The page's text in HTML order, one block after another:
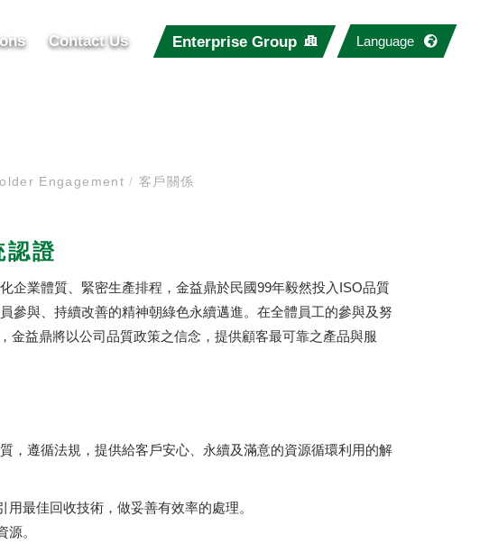
Contact Us Enterprise Group Language
Engagement/ 客戶關係
認證
企業體質、緊密生產排程，金益鼎於民國99年毅然投入ISO品質
參與、持續改善的精神朝綠色永續邁進。在全體員工的參與及努
金益鼎將以公司品質政策之信念，提供顧客最可靠之產品與服
，遵循法規，提供給客戶安心、永續及滿意的資源循環利用的解
最佳回收技術，做妥善有效率的處理。
。